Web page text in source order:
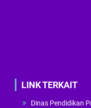
LINK TERKAIT
Dinas Pendidikan